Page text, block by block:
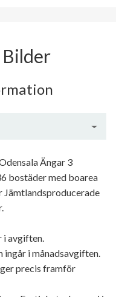
Ängar 3
bostäder med boarea
Jämtlandsproducerade
i avgiften.
ingår i månadsavgiften.
precis framför